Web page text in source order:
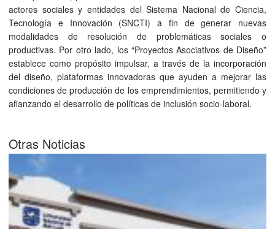
actores sociales y entidades del Sistema Nacional de Ciencia,
Tecnología e Innovación (SNCTI) a fin de generar nuevas
modalidades de resolución de problemáticas sociales o
productivas. Por otro lado, los “Proyectos Asociativos de Diseño”
establece como propósito impulsar, a través de la incorporación
del diseño, plataformas innovadoras que ayuden a mejorar las
condiciones de producción de los emprendimientos, permitiendo y
afianzando el desarrollo de políticas de inclusión socio-laboral.
Otras Noticias